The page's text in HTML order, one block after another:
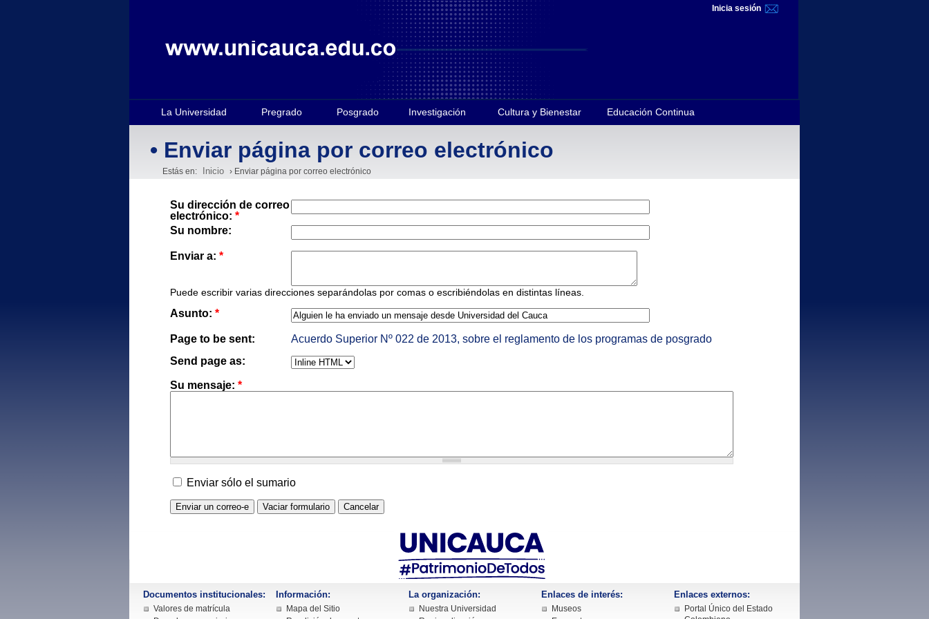
Inicia sesión
La Universidad Pregrado Posgrado Investigación Cultura y Bienestar Educación Continua
• Enviar página por correo electrónico
Estás en: Inicio › Enviar página por correo electrónico
Su dirección de correo
electrónico: *
Su nombre:
Enviar a: *
Puede escribir varias direcciones separándolas por comas o escribiéndolas en distintas líneas.
Asunto: *
Page to be sent:
Acuerdo Superior Nº 022 de 2013, sobre el reglamento de los programas de posgrado
Send page as:
Su mensaje: *
Enviar sólo el sumario
Documentos institucionales:
Valores de matrícula
Información:
Mapa del Sitio
La organización:
Nuestra Universidad
Enlaces de interés:
Museos
Enlaces externos:
Portal Único del Estado